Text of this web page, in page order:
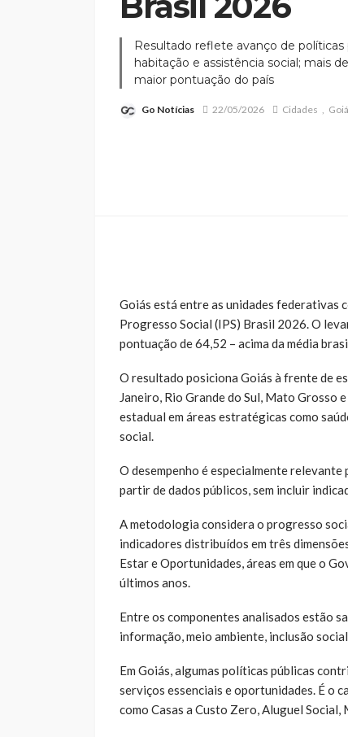
Resultado reflete avanço de
habitação e assistência social; mais
maior pontuação do país
Go Notícias 22/05/2026 Cidades
Goiás está entre as unidades federativas
Progresso Social (IPS) Brasil 2026. O
pontuação de 64,52 – acima da média
O resultado posiciona Goiás à frente de
Janeiro, Rio Grande do Sul, Mato Grosso
estadual em áreas estratégicas como
social.
O desempenho é especialmente
partir de dados públicos, sem incluir
A metodologia considera o progresso
indicadores distribuídos em três
Estar e Oportunidades, áreas em que o
últimos anos.
Entre os componentes analisados estão
informação, meio ambiente, inclusão
Em Goiás, algumas políticas públicas
serviços essenciais e oportunidades. É o
como Casas a Custo Zero, Aluguel